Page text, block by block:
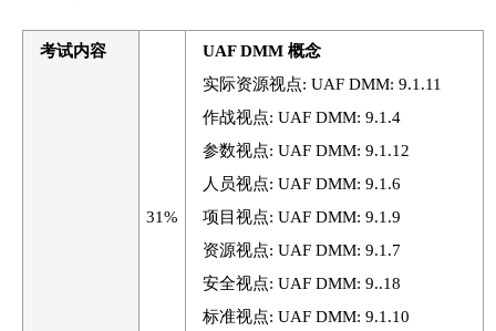
考试内容
31%
UAF DMM 概念
实际资源视点: UAF DMM: 9.1.11
作战视点: UAF DMM: 9.1.4
参数视点: UAF DMM: 9.1.12
人员视点: UAF DMM: 9.1.6
项目视点: UAF DMM: 9.1.9
资源视点: UAF DMM: 9.1.7
安全视点: UAF DMM: 9..18
标准视点: UAF DMM: 9.1.10